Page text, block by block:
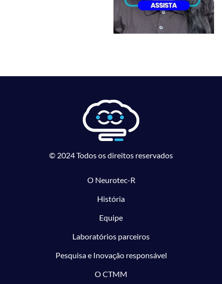
© 2024 Todos os direitos reservados
O Neurotec-R
História
Equipe
Laboratórios parceiros
Pesquisa e Inovação responsável
O CTMM